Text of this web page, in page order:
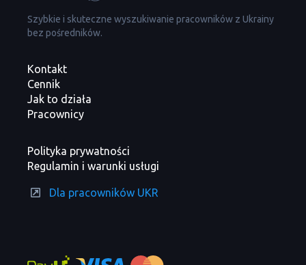
Szybkie i skuteczne wyszukiwanie pracowników z Ukrainy
bez pośredników.
Kontakt
Cennik
Jak to działa
Pracownicy
Polityka prywatności
Regulamin i warunki usługi
Dla pracowników UKR